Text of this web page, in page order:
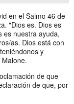
en el Salmo 46 de
"Dios es. Dios es
es nuestra ayuda,
as. Dios está con
y
de que
de que, por